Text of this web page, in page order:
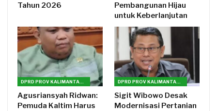
Tahun 2026
Pembangunan Hijau
untuk Keberlanjutan
Agusriansyah Ridwan:
Pemuda Kaltim Harus
Sigit Wibowo Desak
Modernisasi Pertanian